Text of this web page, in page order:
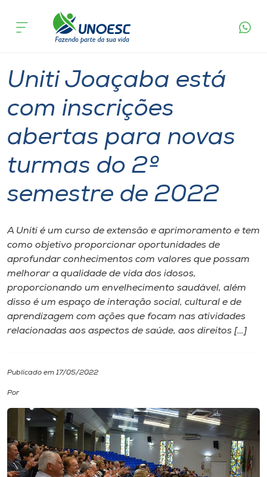
Cursos
Atendimento ao Estudante
Portal de Ensino
Internacionalização
I.nova
Diplomados
Biblioteca
Editora
acontece
Uniti Joaçaba está
com inscrições
abertas para novas
turmas do 2º
semestre de 2022
A Uniti é um curso de extensão e aprimoramento e tem
como objetivo proporcionar oportunidades de
aprofundar conhecimentos com valores que possam
melhorar a qualidade de vida dos idosos,
proporcionando um envelhecimento saudável, além
disso é um espaço de interação social, cultural e de
aprendizagem com ações que focam nas atividades
relacionadas aos aspectos de saúde, aos direitos […]
Publicado em 17/05/2022
Por